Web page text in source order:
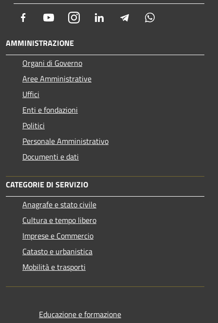
Facebook YoutubeInstagram LinkedIn Telegram
AMMINISTRAZIONE
Organi di Governo
Aree Amministrative
Uffici
Enti e fondazioni
Politici
Personale Amministrativo
Documenti e dati
CATEGORIE DI SERVIZIO
Anagrafe e stato civile
Cultura e tempo libero
Imprese e Commercio
Catasto e urbanistica
Mobilità e trasporti
Educazione e formazione